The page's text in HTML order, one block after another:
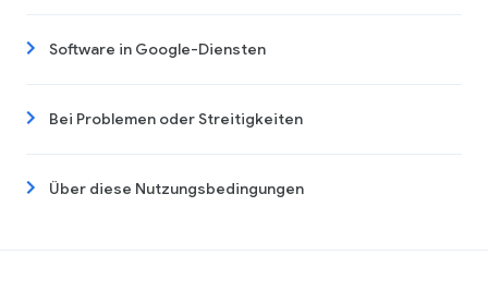
Software in Google-Diensten
Bei Problemen oder Streitigkeiten
Über diese Nutzungsbedingungen